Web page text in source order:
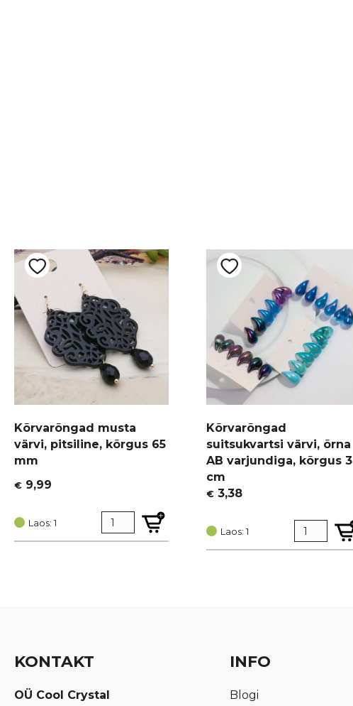
Kõrvarõngad musta
värvi, pitsiline, kõrgus 65
mm
€ 9,99
Laos: 1
Kõrvarõngad
suitsukvartsi värvi, õrna
AB varjundiga, kõrgus 3
cm
€ 3,38
Laos: 1
KONTAKT
OÜ Cool Crystal
INFO
Blogi